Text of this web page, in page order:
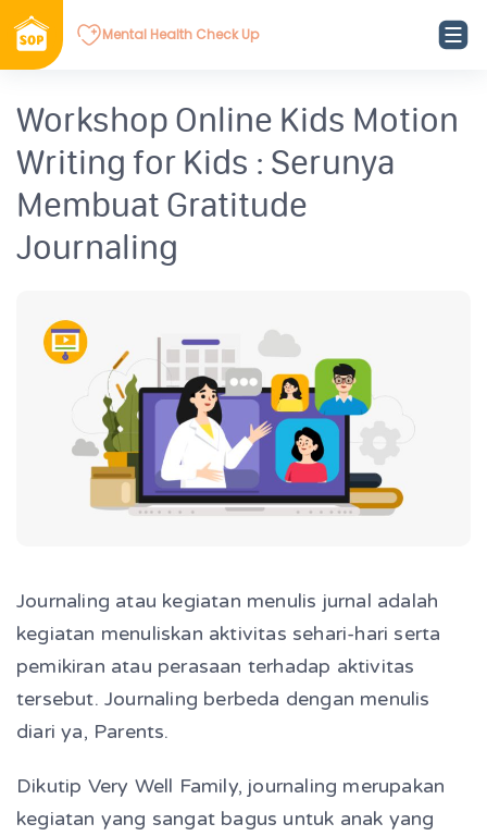
Mental Health Check Up
Workshop Online Kids Motion
Writing for Kids : Serunya
Membuat Gratitude
Journaling
Journaling atau kegiatan menulis jurnal adalah
kegiatan menuliskan aktivitas sehari-hari serta
pemikiran atau perasaan terhadap aktivitas
tersebut. Journaling berbeda dengan menulis
diari ya, Parents.
Dikutip Very Well Family, journaling merupakan
kegiatan yang sangat bagus untuk anak yang